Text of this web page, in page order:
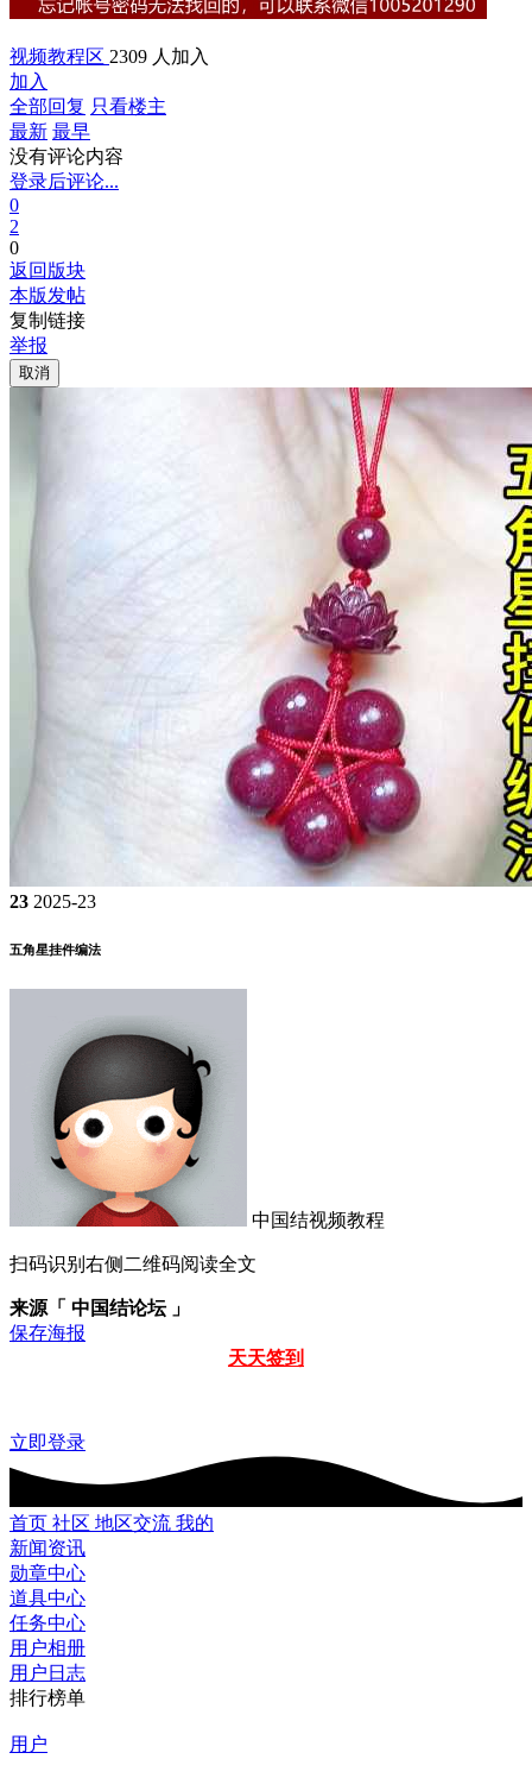
视频教程区 2309 人加入
加入
全部回复 只看楼主
最新 最早
没有评论内容
登录后评论...
0
2
0
返回版块
本版发帖
复制链接
举报
取消
23 2025-23
五角星挂件编法
中国结视频教程
扫码识别右侧二维码阅读全文
来源「 中国结论坛 」
保存海报
天天签到
立即登录
首页 社区 地区交流 我的
新闻资讯
勋章中心
道具中心
任务中心
用户相册
用户日志
排行榜单
用户